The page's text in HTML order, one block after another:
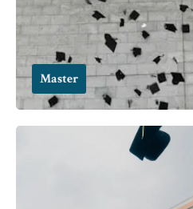
Master